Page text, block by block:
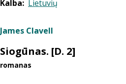
Kalba: Lietuvių
James Clavell
Siogūnas. [D. 2]
romanas